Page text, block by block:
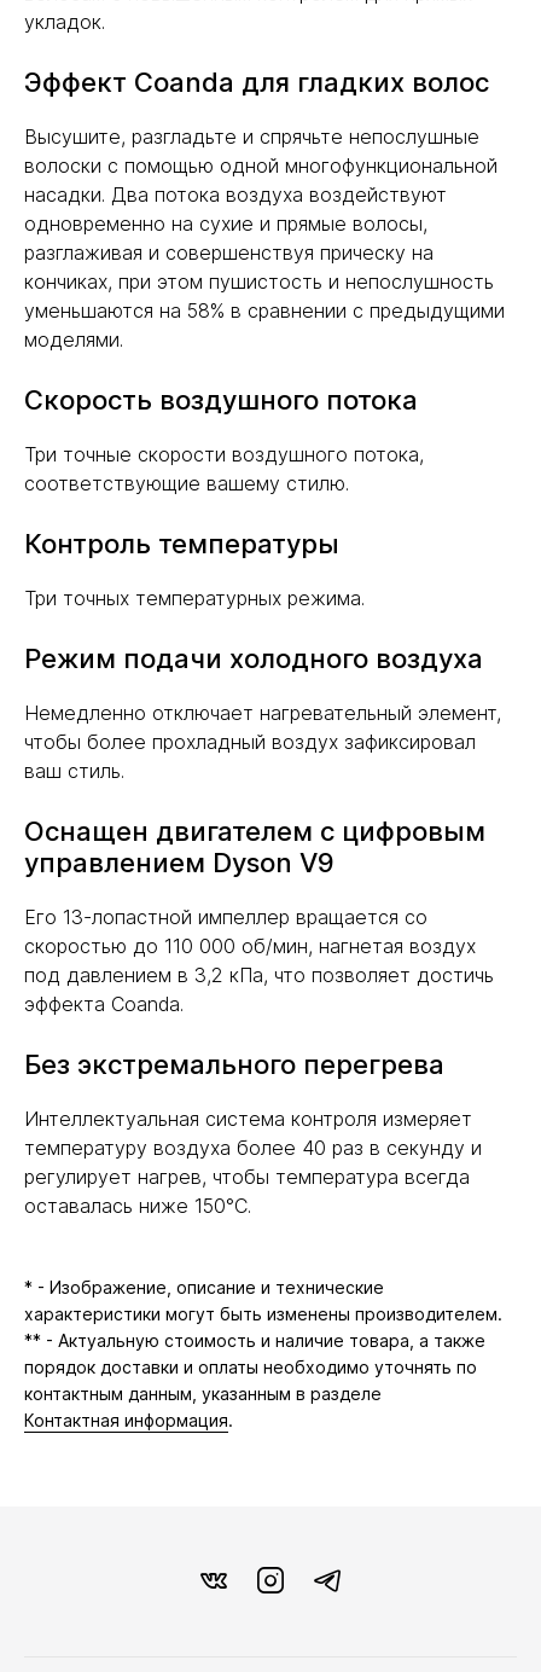
укладок.
Эффект Coanda для гладких волос
Высушите, разгладьте и спрячьте непослушные
волоски с помощью одной многофункциональной
насадки. Два потока воздуха воздействуют
одновременно на сухие и прямые волосы,
разглаживая и совершенствуя прическу на
кончиках, при этом пушистость и непослушность
уменьшаются на 58% в сравнении с предыдущими
моделями.
Скорость воздушного потока
Три точные скорости воздушного потока,
соответствующие вашему стилю.
Контроль температуры
Три точных температурных режима.
Режим подачи холодного воздуха
Немедленно отключает нагревательный элемент,
чтобы более прохладный воздух зафиксировал
ваш стиль.
Оснащен двигателем с цифровым
управлением Dyson V9
Его 13-лопастной импеллер вращается со
скоростью до 110 000 об/мин, нагнетая воздух
под давлением в 3,2 кПа, что позволяет достичь
эффекта Coanda.
Без экстремального перегрева
Интеллектуальная система контроля измеряет
температуру воздуха более 40 раз в секунду и
регулирует нагрев, чтобы температура всегда
оставалась ниже 150°C.
* - Изображение, описание и технические
характеристики могут быть изменены производителем.
** - Актуальную стоимость и наличие товара, а также
порядок доставки и оплаты необходимо уточнять по
контактным данным, указанным в разделе
Контактная информация.